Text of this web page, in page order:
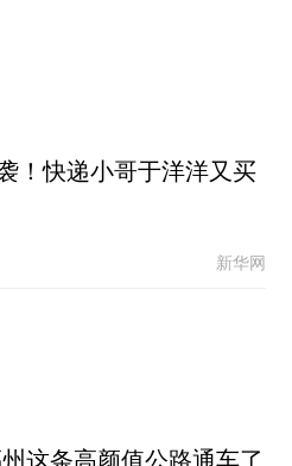
！快递小哥于洋洋又买
新华网
这条高颜值公路通车了